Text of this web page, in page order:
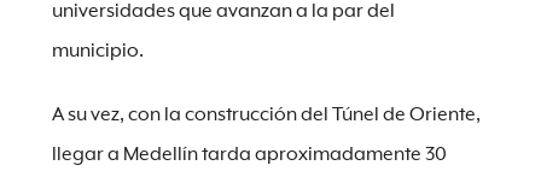
universidades que avanzan a la par del
municipio.
A su vez, con la construcción del Túnel de Oriente,
llegar a Medellín tarda aproximadamente 30